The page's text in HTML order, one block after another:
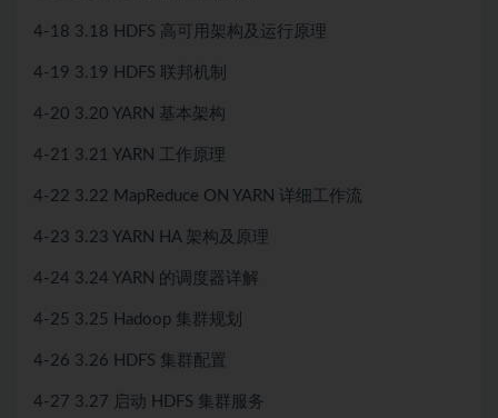
4-18 3.18 HDFS 高可用架构及运行原理
4-19 3.19 HDFS 联邦机制
4-20 3.20 YARN 基本架构
4-21 3.21 YARN 工作原理
4-22 3.22 MapReduce ON YARN 详细工作流
4-23 3.23 YARN HA 架构及原理
4-24 3.24 YARN 的调度器详解
4-25 3.25 Hadoop 集群规划
4-26 3.26 HDFS 集群配置
4-27 3.27 启动 HDFS 集群服务